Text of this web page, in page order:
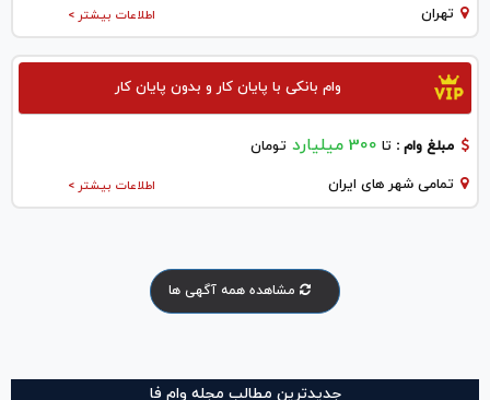
اطلاعات بیشتر > تهران
وام بانکی با پایان کار و بدون پایان کار
مبلغ وام : تا 300 میلیارد تومان
اطلاعات بیشتر > تمامی شهر های ایران
مشاهده همه آگهی ها
جدیدترین مطالب مجله وام فا